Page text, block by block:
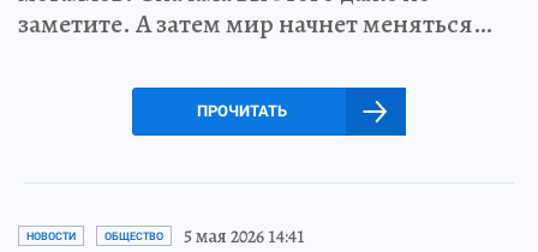
заметите. А затем мир начнет меняться…
ПРОЧИТАТЬ
НОВОСТИ ОБЩЕСТВО 5 мая 2026 14:41